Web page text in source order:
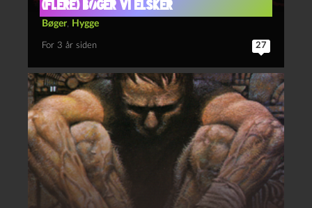
(Flere) bøger vi elsker
Bøger Hygge
For 3 år siden 27